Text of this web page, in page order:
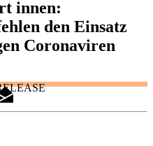
innen:
den Einsatz
Coronaviren